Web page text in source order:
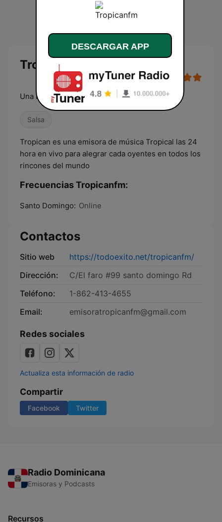
Tropicanfm en vivo
Una Emisora para el Mundo
Salsa
Tropican es una emisora de música Tropical las 24
hora en vivo para alegrar cada oyentes en todos los
rincones del mundo
Frecuencias Tropicanfm:
Santo Domingo: Online
Contactos
Sitio web
https://todoexito.net/tropicanfm/
Dirección:
C/El faro #99 santo domingo Rd
Teléfono:
1-862-413-4655
Email:
emisoratropicanfm@gmail.com
Redes sociales
Actualiza esta información de radio
Compartir
Facebook Twitter
Radio Dominicana
Emisoras y Podcasts
Recursos
DESCARGAR APP